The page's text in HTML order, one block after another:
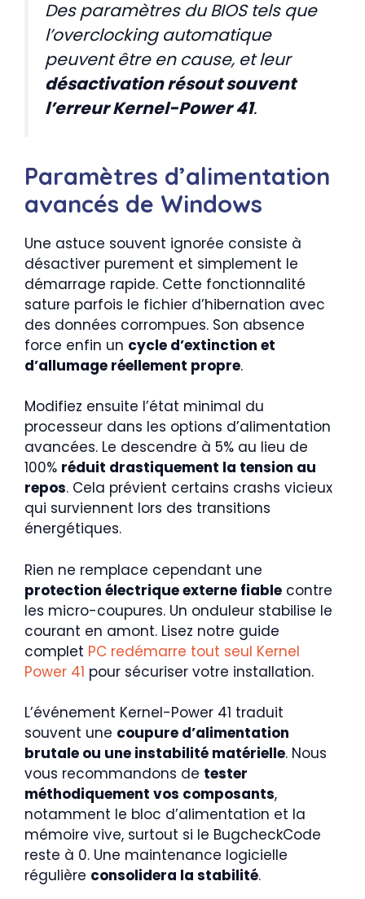
Des paramètres du BIOS tels que
l’overclocking automatique
peuvent être en cause, et leur
désactivation résout souvent
l’erreur Kernel-Power 41.
Paramètres d’alimentation
avancés de Windows
Une astuce souvent ignorée consiste à
désactiver purement et simplement le
démarrage rapide. Cette fonctionnalité
sature parfois le fichier d’hibernation avec
des données corrompues. Son absence
force enfin un cycle d’extinction et
d’allumage réellement propre.
Modifiez ensuite l’état minimal du
processeur dans les options d’alimentation
avancées. Le descendre à 5% au lieu de
100% réduit drastiquement la tension au
repos. Cela prévient certains crashs vicieux
qui surviennent lors des transitions
énergétiques.
Rien ne remplace cependant une
protection électrique externe fiable contre
les micro-coupures. Un onduleur stabilise le
courant en amont. Lisez notre guide
complet PC redémarre tout seul Kernel
Power 41 pour sécuriser votre installation.
L’événement Kernel-Power 41 traduit
souvent une coupure d’alimentation
brutale ou une instabilité matérielle. Nous
vous recommandons de tester
méthodiquement vos composants,
notamment le bloc d’alimentation et la
mémoire vive, surtout si le BugcheckCode
reste à 0. Une maintenance logicielle
régulière consolidera la stabilité.